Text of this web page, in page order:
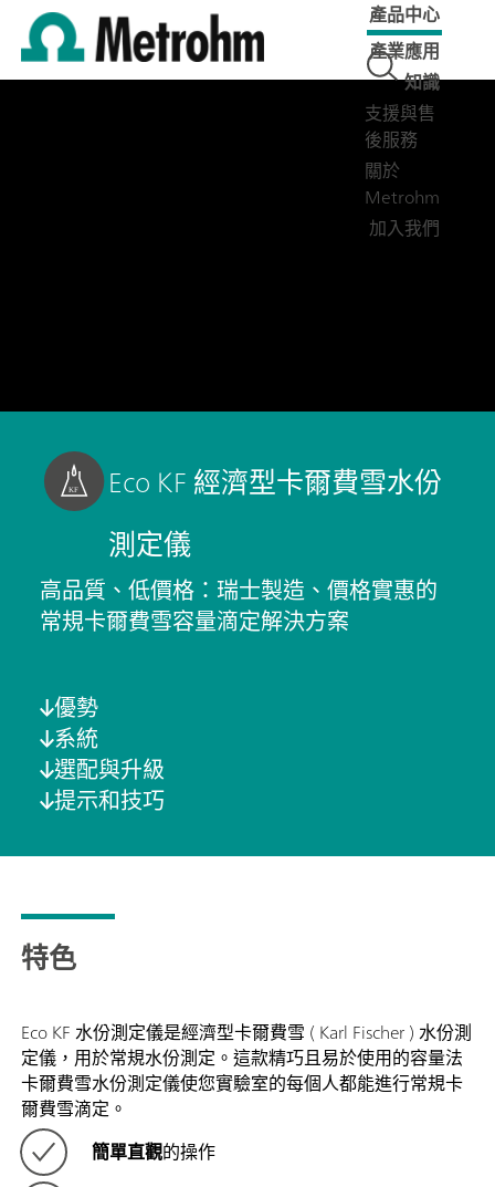
產品中心
產業應用
知識
支援與售
後服務
關於
Metrohm
加入我們
Eco KF 經濟型卡爾費雪水份
測定儀
高品質、低價格：瑞士製造、價格實惠的
常規卡爾費雪容量滴定解決方案
優勢
系統
選配與升級
提示和技巧
特色
Eco KF 水份測定儀是經濟型卡爾費雪 ( Karl Fischer ) 水份測
定儀，用於常規水份測定。這款精巧且易於使用的容​​量法
卡爾費雪水份測定儀使您實驗室的每個人都能進行常規卡
爾費雪滴定。
簡單直觀的操作